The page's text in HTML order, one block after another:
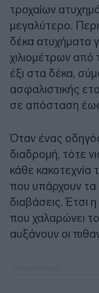
τροχαίων
μεγαλύτερο.
δέκα ατυχήματα
χιλιομέτρων από
έξι στα δέκα,
ασφαλιστικής
σε απόσταση έως
Όταν ένας
διαδρομή, τότε
κάθε κακοτεχνία
που υπάρχουν τα
διαβάσεις. Έτσι
που χαλαρώνει
αυξάνουν οι